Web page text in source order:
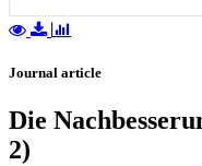
Journal article
Die
2)